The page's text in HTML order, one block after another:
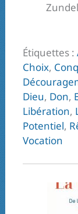
Étiquettes :
Choix,
Dieu, Don,
Libération,
Potentiel,
Vocation